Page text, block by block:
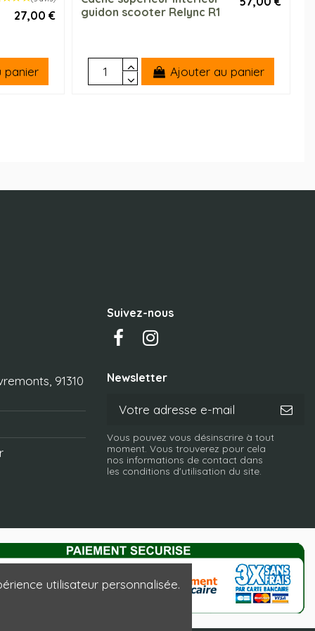
27,00 €
panier
guidon scooter Relync R1
Ajouter au panier
91310
Suivez-nous
Newsletter
Vous pouvez vous désinscrire à tout
moment. Vous trouverez pour cela
nos informations de contact dans
les conditions d'utilisation du site.
utilisateur personnalisée.